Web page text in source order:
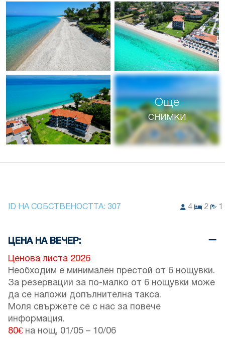
Още
снимки
ID НА СОБСТВЕНОСТТА: 307 4 2 1
ЦЕНА НА ВЕЧЕР:
Ценова листа 2026
Необходим е минимален престой от 6 нощувки.
За резервации за по-малко от 6 нощувки може
да се наложи допълнителна такса.
Моля свържете се с нас за повече
информация.
80€ на нощ, 01/05 – 10/06